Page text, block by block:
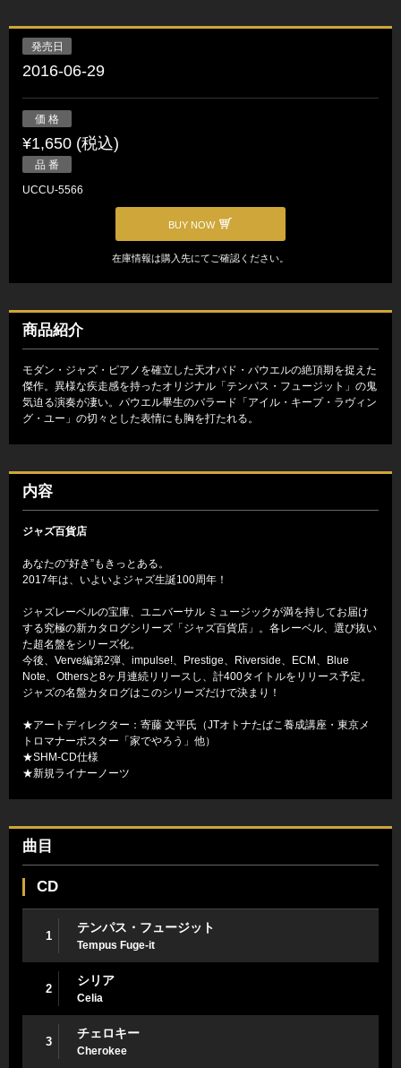
発売日
2016-06-29
価 格
¥1,650 (税込)
品 番
UCCU-5566
BUY NOW
在庫情報は購入先にてご確認ください。
商品紹介
モダン・ジャズ・ピアノを確立した天才バド・パウエルの絶頂期を捉えた
傑作。異様な疾走感を持ったオリジナル「テンパス・フュージット」の鬼
気迫る演奏が凄い。パウエル畢生のバラード「アイル・キープ・ラヴィン
グ・ユー」の切々とした表情にも胸を打たれる。
内容
ジャズ百貨店
あなたの“好き”もきっとある。
2017年は、いよいよジャズ生誕100周年！
ジャズレーベルの宝庫、ユニバーサル ミュージックが満を持してお届け
する究極の新カタログシリーズ「ジャズ百貨店」。各レーベル、選び抜い
た超名盤をシリーズ化。
今後、Verve編第2弾、impulse!、Prestige、Riverside、ECM、Blue
Note、Othersと8ヶ月連続リリースし、計400タイトルをリリース予定。
ジャズの名盤カタログはこのシリーズだけで決まり！
★アートディレクター：寄藤 文平氏（JTオトナたばこ養成講座・東京メ
トロマナーポスター「家でやろう」他）
★SHM-CD仕様
★新規ライナーノーツ
曲目
CD
1
テンパス・フュージット
Tempus Fuge-it
2
シリア
Celia
3
チェロキー
Cherokee